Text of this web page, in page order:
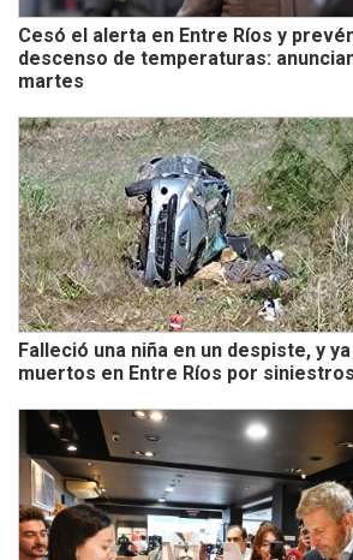
Cesó el alerta en Entre Ríos y
descenso de temperaturas:
martes
Falleció una niña en un despiste, y
muertos en Entre Ríos por